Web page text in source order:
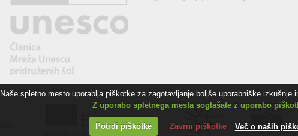
Naše spletno mesto uporablja piškotke za zagotavljanje boljše uporabniške izkušnje
Z uporabo spletnega mesta soglašate z uporabo
Potrdi piškotke Zavrni piškotke Več o naših